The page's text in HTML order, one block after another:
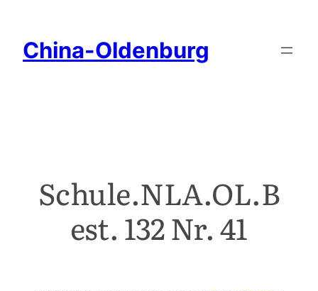
China-Oldenburg
Schule.NLA.OL.B
est. 132 Nr. 41